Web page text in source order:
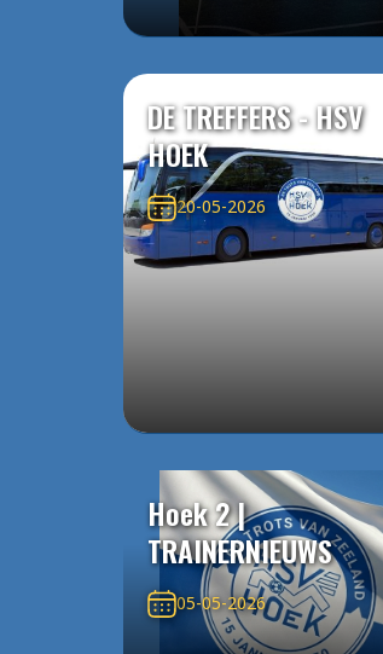
DE TREFFERS - HSV
HOEK
20-05-2026
Hoek 2 |
TRAINERNIEUWS
05-05-2026